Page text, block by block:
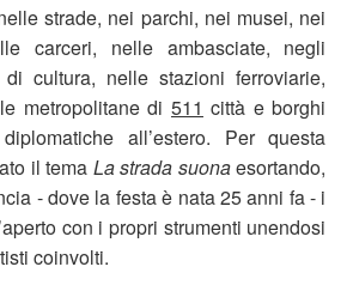
strade, nei parchi, nei musei, nei
carceri, nelle ambasciate, negli
cultura, nelle stazioni ferroviarie,
metropolitane di 511 città e borghi
all’estero. Per questa
il tema La strada suonaesortando,
- dove la festa è nata 25 anni fa - i
con i propri strumenti unendosi
coinvolti.